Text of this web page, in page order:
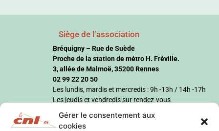
Gérer le consentement aux
cookies
Siège de l’association
Bréquigny – Rue de Suède
Proche de la station de métro H. Fréville.
3, allée de Malmoë, 35200 Rennes
02 99 22 20 50
Les lundis, mardis et mercredis : 9h -13h / 14h -17h
Les jeudis et vendredis sur rendez-vous